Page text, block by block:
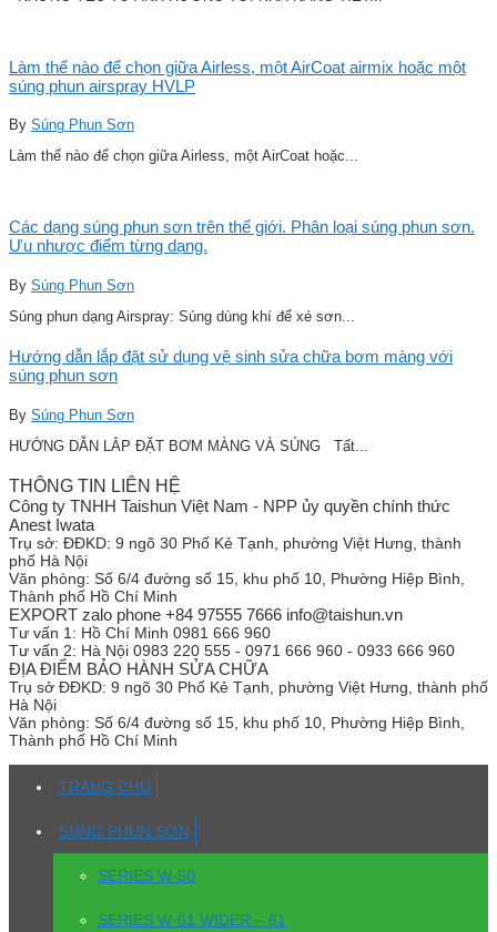
Làm thế nào để chọn giữa Airless, một AirCoat airmix hoặc một
súng phun airspray HVLP
By Súng Phun Sơn
Làm thế nào để chọn giữa Airless, một AirCoat hoặc...
Các dạng súng phun sơn trên thế giới. Phân loại súng phun sơn.
Ưu nhược điểm từng dạng.
By Súng Phun Sơn
Súng phun dạng Airspray: Súng dùng khí để xé sơn...
Hướng dẫn lắp đặt sử dụng vệ sinh sửa chữa bơm màng với
súng phun sơn
By Súng Phun Sơn
HƯỚNG DẪN LẮP ĐẶT BƠM MÀNG VÀ SÚNG Tất...
THÔNG TIN LIÊN HỆ
Công ty TNHH Taishun Việt Nam - NPP ủy quyền chính thức
Anest Iwata
Trụ sở: ĐĐKD: 9 ngõ 30 Phố Kẻ Tạnh, phường Việt Hưng, thành
phố Hà Nội
Văn phòng: Số 6/4 đường số 15, khu phố 10, Phường Hiệp Bình,
Thành phố Hồ Chí Minh
EXPORT zalo phone +84 97555 7666 info@taishun.vn
Tư vấn 1: Hồ Chí Minh 0981 666 960
Tư vấn 2: Hà Nội 0983 220 555 - 0971 666 960 - 0933 666 960
ĐỊA ĐIỂM BẢO HÀNH SỬA CHỮA
Trụ sở ĐĐKD: 9 ngõ 30 Phố Kẻ Tạnh, phường Việt Hưng, thành phố
Hà Nội
Văn phòng: Số 6/4 đường số 15, khu phố 10, Phường Hiệp Bình,
Thành phố Hồ Chí Minh
TRANG CHỦ
SÚNG PHUN SƠN
SERIES W-50
SERIES W-61 WIDER – 61